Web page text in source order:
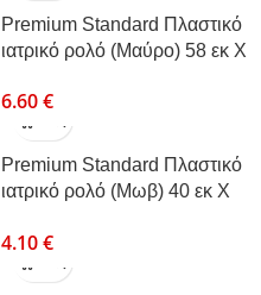
Premium Standard Πλαστικό
ιατρικό ρολό (Μαύρο) 58 εκ Χ
6.60€
Premium Standard Πλαστικό
ιατρικό ρολό (Μωβ) 40 εκ Χ
4.10€